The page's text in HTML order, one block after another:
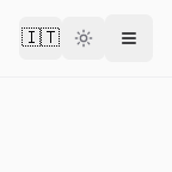
🇮🇹Change